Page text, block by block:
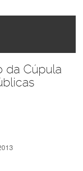
da Cúpula